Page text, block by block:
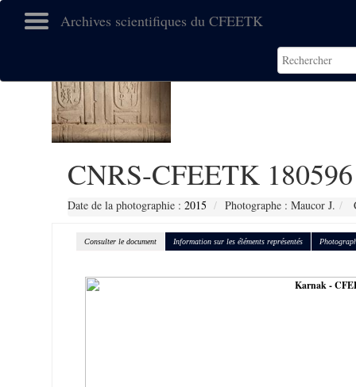
Archives scientifiques du CFEETK
CNRS-CFEETK 180596
Date de la photographie : 2015 Photographe : Maucor J.
Consulter le document Information sur les éléments représentés